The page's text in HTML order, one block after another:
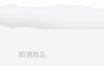
関連商品